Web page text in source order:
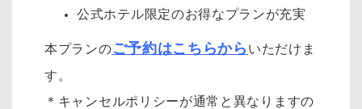
公式ホテル限定のお得なプランが充実
本プランのご予約はこちらから いただけま
す。
＊キャンセルポリシーが通常と異なりますの